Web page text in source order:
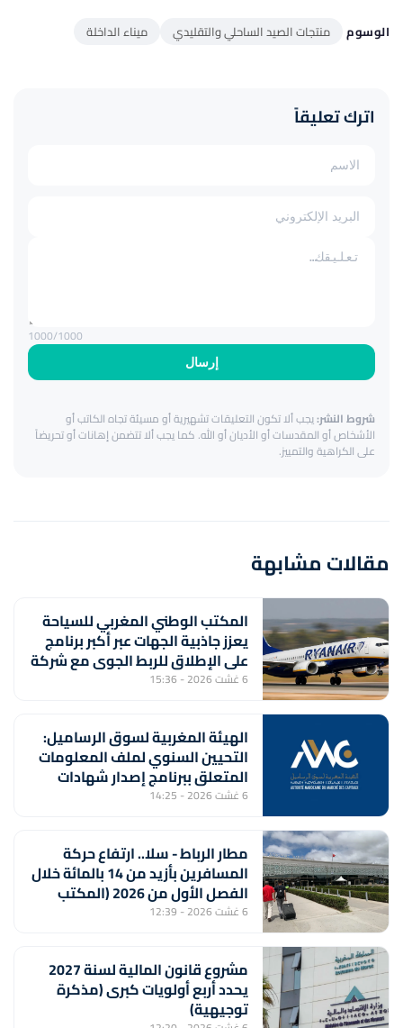
الوسوم منتجات الصيد الساحلي والتقليدي ميناء الداخلة
اترك تعليقاً
إرسال
1000/1000
شروط النشر:يجب ألا تكون التعليقات تشهيرية أو مسيئة تجاه الكاتب أو
الأشخاص أو المقدسات أو الأديان أو الله. كما يجب ألا تتضمن إهانات أو تحريضاً
على الكراهية والتمييز.
مقالات مشابهة
المكتب الوطني المغربي للسياحة
يعزز جاذبية الجهات عبر أكبر برنامج
على الإطلاق للربط الجوي مع شركة
"رايان إير"
6 غشت 2026 - 15:36
الهيئة المغربية لسوق الرساميل:
التحيين السنوي لملف المعلومات
المتعلق ببرنامج إصدار شهادات
الإيداع من طرف بنك "CFG"
6 غشت 2026 - 14:25
مطار الرباط - سلا.. ارتفاع حركة
المسافرين بأزيد من 14 بالمائة خلال
الفصل الأول من 2026 (المكتب
الوطني للمطارات)
6 غشت 2026 - 12:39
مشروع قانون المالية لسنة 2027
يحدد أربع أولويات كبرى (مذكرة
توجيهية)